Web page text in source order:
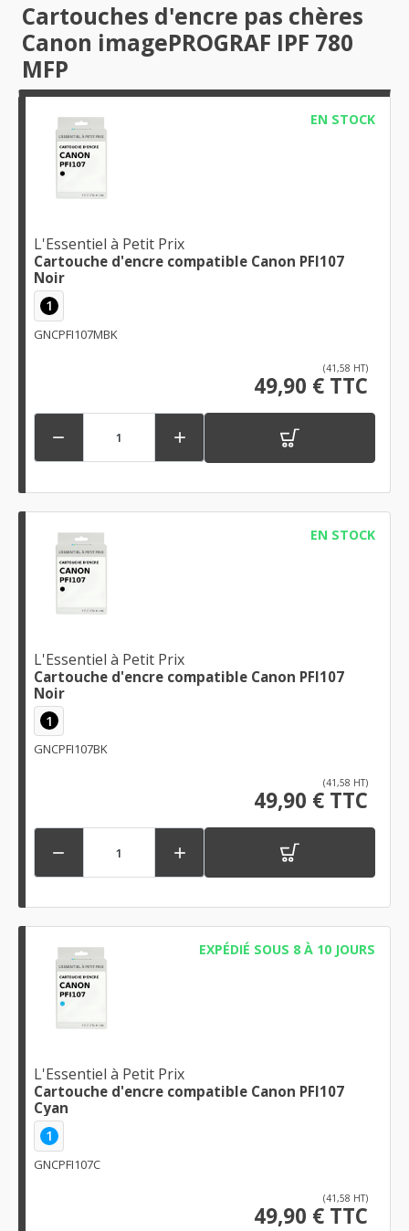
Cartouches d'encre pas chères
Canon imagePROGRAF IPF 780
MFP
EN STOCK
L'Essentiel à Petit Prix
Cartouche d'encre compatible Canon PFI107
Noir
1
GNCPFI107MBK
(41,58 HT)
49,90 € TTC
 
EN STOCK
L'Essentiel à Petit Prix
Cartouche d'encre compatible Canon PFI107
Noir
1
GNCPFI107BK
(41,58 HT)
49,90 € TTC
 
EXPÉDIÉ SOUS 8 À 10 JOURS
L'Essentiel à Petit Prix
Cartouche d'encre compatible Canon PFI107
Cyan
1
GNCPFI107C
(41,58 HT)
49,90 € TTC